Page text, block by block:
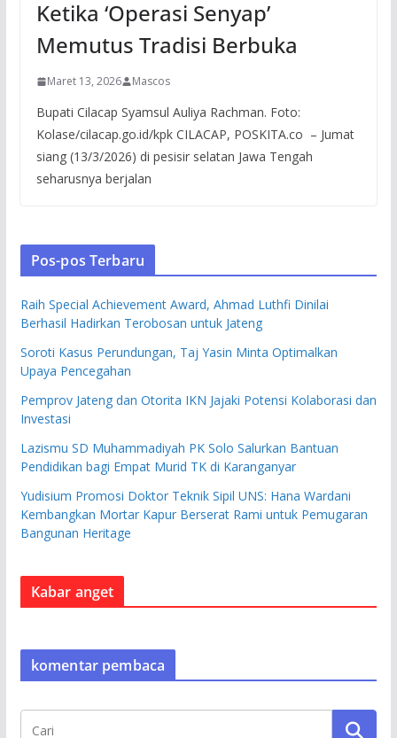
Ketika ‘Operasi Senyap’
Memutus Tradisi Berbuka
Maret 13, 2026 Mascos
Bupati Cilacap Syamsul Auliya Rachman. Foto:
Kolase/cilacap.go.id/kpk CILACAP, POSKITA.co – Jumat
siang (13/3/2026) di pesisir selatan Jawa Tengah
seharusnya berjalan
Pos-pos Terbaru
Raih Special Achievement Award, Ahmad Luthfi Dinilai
Berhasil Hadirkan Terobosan untuk Jateng
Soroti Kasus Perundungan, Taj Yasin Minta Optimalkan
Upaya Pencegahan
Pemprov Jateng dan Otorita IKN Jajaki Potensi Kolaborasi dan
Investasi
Lazismu SD Muhammadiyah PK Solo Salurkan Bantuan
Pendidikan bagi Empat Murid TK di Karanganyar
Yudisium Promosi Doktor Teknik Sipil UNS: Hana Wardani
Kembangkan Mortar Kapur Berserat Rami untuk Pemugaran
Bangunan Heritage
Kabar anget
komentar pembaca